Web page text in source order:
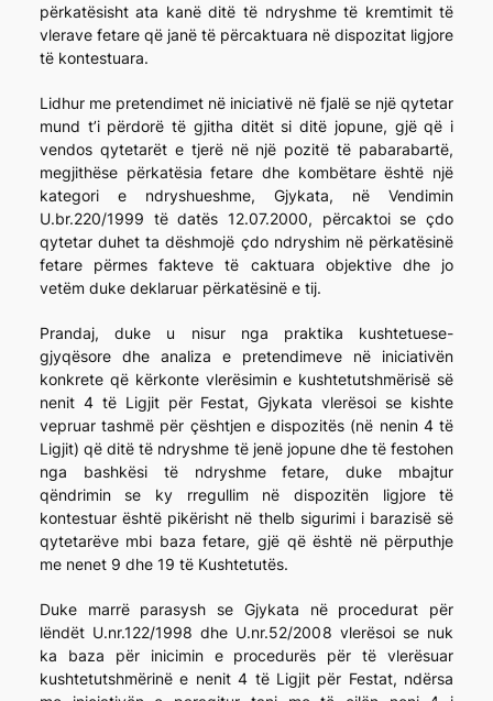
përkatësisht ata kanë ditë të ndryshme të kremtimit të
vlerave fetare që janë të përcaktuara në dispozitat ligjore
të kontestuara.
Lidhur me pretendimet në iniciativë në fjalë se një qytetar
mund t’i përdorë të gjitha ditët si ditë jopune, gjë që i
vendos qytetarët e tjerë në një pozitë të pabarabartë,
megjithëse përkatësia fetare dhe kombëtare është një
kategori e ndryshueshme, Gjykata, në Vendimin
U.br.220/1999 të datës 12.07.2000, përcaktoi se çdo
qytetar duhet ta dëshmojë çdo ndryshim në përkatësinë
fetare përmes fakteve të caktuara objektive dhe jo
vetëm duke deklaruar përkatësinë e tij.
Prandaj, duke u nisur nga praktika kushtetuese-
gjyqësore dhe analiza e pretendimeve në iniciativën
konkrete që kërkonte vlerësimin e kushtetutshmërisë së
nenit 4 të Ligjit për Festat, Gjykata vlerësoi se kishte
vepruar tashmë për çështjen e dispozitës (në nenin 4 të
Ligjit) që ditë të ndryshme të jenë jopune dhe të festohen
nga bashkësi të ndryshme fetare, duke mbajtur
qëndrimin se ky rregullim në dispozitën ligjore të
kontestuar është pikërisht në thelb sigurimi i barazisë së
qytetarëve mbi baza fetare, gjë që është në përputhje
me nenet 9 dhe 19 të Kushtetutës.
Duke marrë parasysh se Gjykata në procedurat për
lëndët U.nr.122/1998 dhe U.nr.52/2008 vlerësoi se nuk
ka baza për inicimin e procedurës për të vlerësuar
kushtetutshmërinë e nenit 4 të Ligjit për Festat, ndërsa